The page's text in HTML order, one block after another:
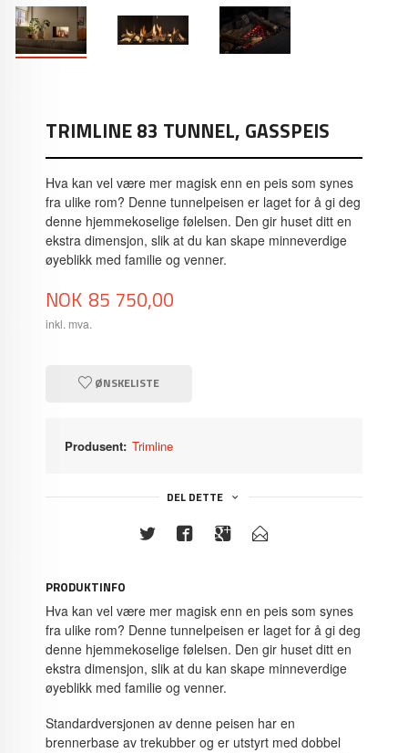
TRIMLINE 83 TUNNEL, GASSPEIS
Hva kan vel være mer magisk enn en peis som synes
fra ulike rom? Denne tunnelpeisen er laget for å gi deg
denne hjemmekoselige følelsen. Den gir huset ditt en
ekstra dimensjon, slik at du kan skape minneverdige
øyeblikk med familie og venner.
Pris
NOK 85 750,00
inkl. mva.
ØNSKELISTE
Produsent: Trimline
DEL DETTE
PRODUKTINFO
Hva kan vel være mer magisk enn en peis som synes
fra ulike rom? Denne tunnelpeisen er laget for å gi deg
denne hjemmekoselige følelsen. Den gir huset ditt en
ekstra dimensjon, slik at du kan skape minneverdige
øyeblikk med familie og venner.
Standardversjonen av denne peisen har en
brennerbase av trekubber og er utstyrt med dobbel